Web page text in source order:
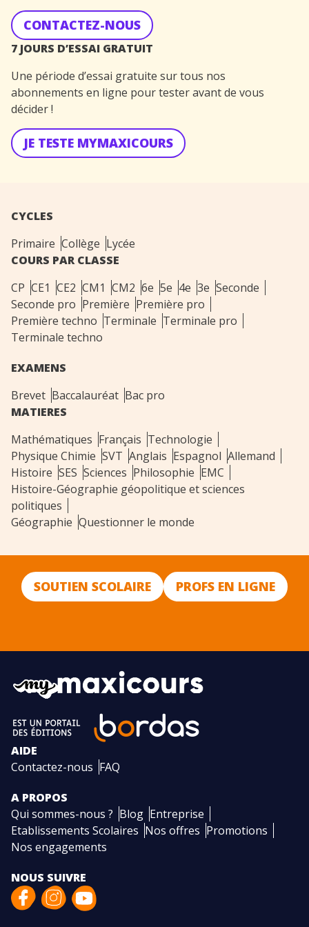
CONTACTEZ-NOUS
7 JOURS D’ESSAI GRATUIT
Une période d’essai gratuite sur tous nos
abonnements en ligne pour tester avant de vous
décider !
JE TESTE MYMAXICOURS
CYCLES
Primaire Collège Lycée
COURS PAR CLASSE
CP CE1 CE2 CM1 CM2 6e 5e 4e 3e Seconde
Seconde pro Première Première pro
Première techno Terminale Terminale pro
Terminale techno
EXAMENS
Brevet Baccalauréat Bac pro
MATIERES
Mathématiques Français Technologie
Physique Chimie SVT Anglais Espagnol Allemand
Histoire SES Sciences Philosophie EMC
Histoire-Géographie géopolitique et sciences
politiques
Géographie Questionner le monde
SOUTIEN SCOLAIRE PROFS EN LIGNE
AIDE
Contactez-nous FAQ
A PROPOS
Qui sommes-nous ? Blog Entreprise
Etablissements Scolaires Nos offres Promotions
Nos engagements
NOUS SUIVRE